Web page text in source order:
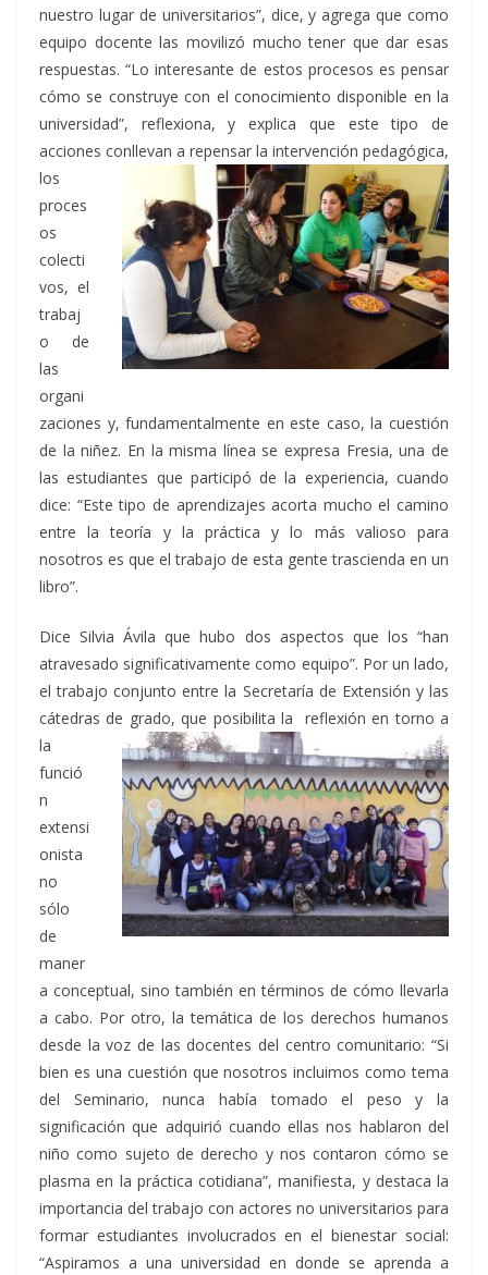
nuestro lugar de universitarios”, dice, y agrega que como
equipo docente las movilizó mucho tener que dar esas
respuestas. “Lo interesante de estos procesos es pensar
cómo se construye con el conocimiento disponible en la
universidad”, reflexiona, y explica que este tipo de
acciones conllevan a repensar la intervención pedagógica,
los
proces
os
colecti
vos, el
trabaj
o de
las
organi
zaciones y, fundamentalmente en este caso, la cuestión
de la niñez. En la misma línea se expresa Fresia, una de
las estudiantes que participó de la experiencia, cuando
dice: “Este tipo de aprendizajes acorta mucho el camino
entre la teoría y la práctica y lo más valioso para
nosotros es que el trabajo de esta gente trascienda en un
libro”.
Dice Silvia Ávila que hubo dos aspectos que los “han
atravesado significativamente como equipo”. Por un lado,
el trabajo conjunto entre la Secretaría de Extensión y las
cátedras de grado, que posibilita la reflexión en torno a
la
funció
n
extensi
onista
no
sólo
de
maner
a conceptual, sino también en términos de cómo llevarla
a cabo. Por otro, la temática de los derechos humanos
desde la voz de las docentes del centro comunitario: “Si
bien es una cuestión que nosotros incluimos como tema
del Seminario, nunca había tomado el peso y la
significación que adquirió cuando ellas nos hablaron del
niño como sujeto de derecho y nos contaron cómo se
plasma en la práctica cotidiana”, manifiesta, y destaca la
importancia del trabajo con actores no universitarios para
formar estudiantes involucrados en el bienestar social:
“Aspiramos a una universidad en donde se aprenda a